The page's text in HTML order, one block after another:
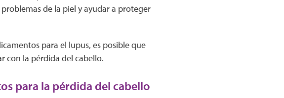
de la piel y ayudar a proteger
para el lupus, es posible que
con la pérdida del cabello.
para la pérdida del cabello